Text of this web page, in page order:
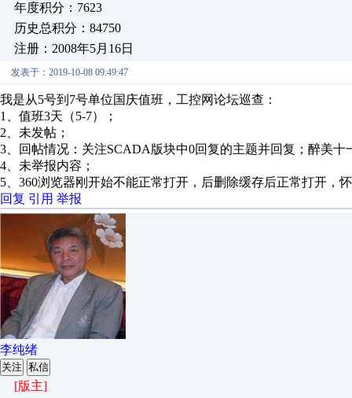
年度积分：7623
历史总积分：84750
注册：2008年5月16日
发表于：2019-10-08 09:49:47
我是从5号到7号单位国庆值班，工控网论坛巡查：
1、值班3天（5-7）；
2、未发帖；
3、回帖情况：关注SCADA版块中0回复的主题并回复；醉美十
4、未举报内容；
5、360浏览器刚开始不能正常打开，后删除缓存后正常打开，
回复 引用 举报
李纯绪
关注 私信
[版主]